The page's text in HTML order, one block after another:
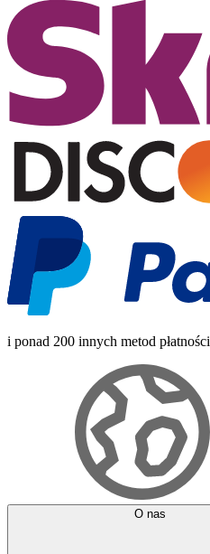
i ponad 200 innych metod płatności
O nas